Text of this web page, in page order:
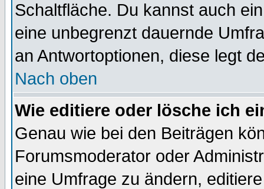
Schaltfläche. Du kannst auch
eine unbegrenzt dauernde
an Antwortoptionen, diese legt
Nach oben
Wie editiere oder lösche ich
Genau wie bei den Beiträgen
Forumsmoderator oder
eine Umfrage zu ändern,